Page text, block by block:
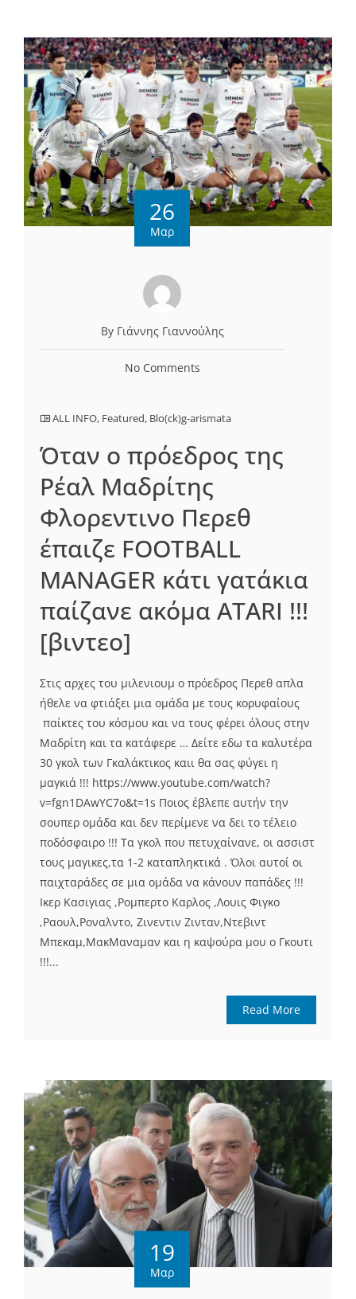
26
Μαρ
By Γιάννης Γιαννούλης
No Comments
ALL INFO, Featured, Blo(ck)g-arismata
Όταν ο πρόεδρος της
Ρέαλ Μαδρίτης
Φλορεντινο Περεθ
έπαιζε FOOTBALL
MANAGER κάτι γατάκια
παίζανε ακόμα ATARI !!!
[βιντεο]
Στις αρχες του μιλενιουμ ο πρόεδρος Περεθ απλα
ήθελε να φτιάξει μια ομάδα με τους κορυφαίους
παίκτες του κόσμου και να τους φέρει όλους στην
Μαδρίτη και τα κατάφερε … Δείτε εδω τα καλυτέρα
30 γκολ των Γκαλάκτικος καιι θα σας φύγει η
μαγκιά !!! https://www.youtube.com/watch?
v=fgn1DAwYC7o&t=1s Ποιος έβλεπε αυτήν την
σουπερ ομάδα και δεν περίμενε να δει το τέλειο
ποδόσφαιρο !!! Τα γκολ που πετυχαίνανε, οι ασσιστ
τους μαγικες,τα 1-2 καταπληκτικά . Όλοι αυτοί οι
παιχταράδες σε μια ομάδα να κάνουν παπάδες !!!
Ικερ Κασιγιας ,Ρομπερτο Καρλος ,Λουις Φιγκο
,Ραουλ,Ροναλντο, Ζινεντιν Ζινταν,Ντεβιντ
Μπεκαμ,ΜακΜαναμαν και η καψούρα μου ο Γκουτι
!!!...
Read More
19
Μαρ